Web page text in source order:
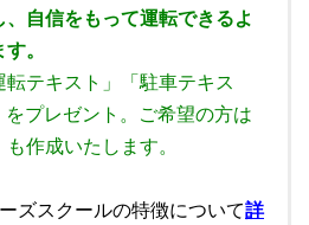
自信をもって運転できるよ
。
テキスト」「駐車テキス
をプレゼント。ご希望の方は
作成いたします。
ズスクールの特徴について詳